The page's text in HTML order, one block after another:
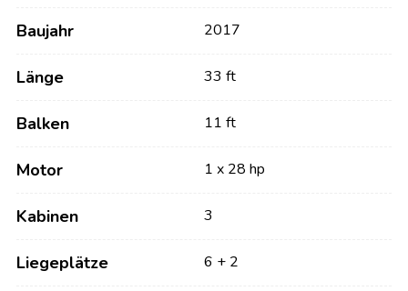
Baujahr 2017
Länge 33 ft
Balken 11 ft
Motor 1 x 28 hp
Kabinen 3
Liegeplätze 6 + 2